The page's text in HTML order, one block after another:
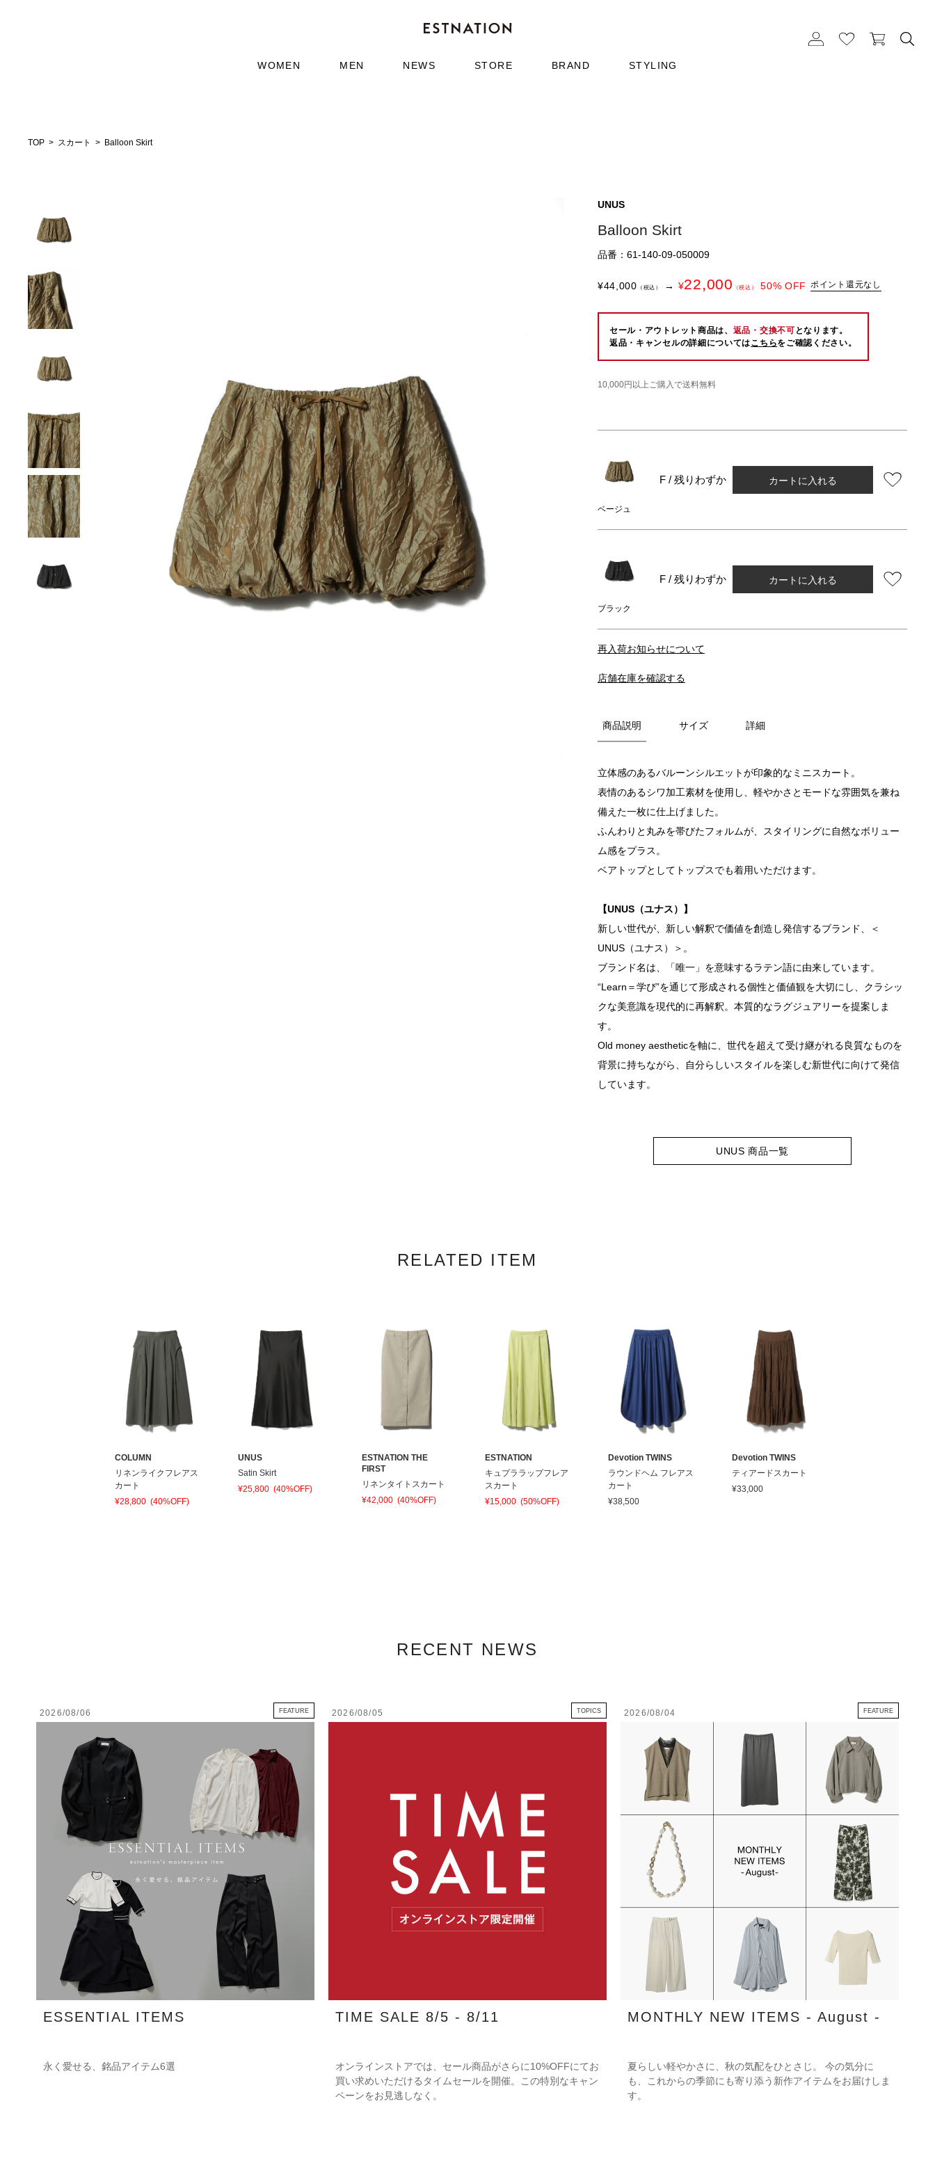
WOMEN MEN NEWS STORE BRAND STYLING
TOP スカート Balloon Skirt
UNUS
Balloon Skirt
品番：61-140-09-050009
¥44,000 （税込） → ¥22,000 （税込） 50% OFF ポイント還元なし
セール・アウトレット商品は、 返品・交換不可 となります。
返品・キャンセルの詳細についてはこちらをご確認ください。
10,000円以上ご購入で送料無料
ベージュ
F / 残りわずか カートに入れる
ブラック
F / 残りわずか カートに入れる
再入荷お知らせについて
店舗在庫を確認する
商品説明 サイズ 詳細
立体感のあるバルーンシルエットが印象的なミニスカート。
表情のあるシワ加工素材を使用し、軽やかさとモードな雰囲気を兼ね
備えた一枚に仕上げました。
ふんわりと丸みを帯びたフォルムが、スタイリングに自然なボリュー
ム感をプラス。
ベアトップとしてトップスでも着用いただけます。
【UNUS（ユナス）】
新しい世代が、新しい解釈で価値を創造し発信するブランド、＜
UNUS（ユナス）＞。
ブランド名は、「唯一」を意味するラテン語に由来しています。
“Learn＝学び”を通じて形成される個性と価値観を大切にし、クラシッ
クな美意識を現代的に再解釈。本質的なラグジュアリーを提案しま
す。
Old money aestheticを軸に、世代を超えて受け継がれる良質なものを
背景に持ちながら、自分らしいスタイルを楽しむ新世代に向けて発信
しています。
UNUS 商品一覧
RELATED ITEM
COLUMN
リネンライクフレアス
カート
¥28,800 (40%OFF)
UNUS
Satin Skirt
¥25,800 (40%OFF)
ESTNATION THE
FIRST
リネンタイトスカート
¥42,000 (40%OFF)
ESTNATION
キュプララップフレア
スカート
¥15,000 (50%OFF)
Devotion TWINS
ラウンドヘム フレアス
カート
¥38,500
Devotion TWINS
ティアードスカート
¥33,000
RECENT NEWS
2026/08/06 FEATURE
ESSENTIAL ITEMS
永く愛せる、銘品アイテム6選
2026/08/05 TOPICS
TIME SALE 8/5 - 8/11
オンラインストアでは、セール商品がさらに10%OFFにてお
買い求めいただけるタイムセールを開催。この特別なキャン
ペーンをお見逃しなく。
2026/08/04 FEATURE
MONTHLY NEW ITEMS - August -
夏らしい軽やかさに、秋の気配をひとさじ。 今の気分に
も、これからの季節にも寄り添う新作アイテムをお届けしま
す。